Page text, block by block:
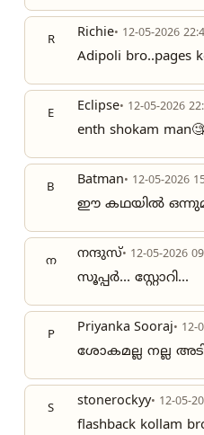
R Richie• 12-05-2026
Adipoli bro..pages
E Eclipse• 12-05-2026
enth shokam
B Batman• 12-05-2026
ഈ കഥയിൽ
ന നന്ദുസ്• 12-05-2026
സൂപ്പർ... സ്റ്റോറി...
P Priyanka Sooraj• 12-
ശോകമല്ല നല്ല
S stonerockyy• 12-05-
flashback kollam